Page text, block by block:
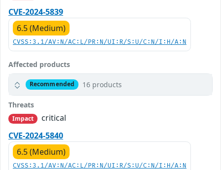
CVE-2024-5839
6.5 (Medium)
CVSS:3.1/AV:N/AC:L/PR:N/UI:R/S:U/C:N/I:H/A:N
Affected products
Recommended 16 products
Threats
Impact
critical
CVE-2024-5840
6.5 (Medium)
CVSS:3.1/AV:N/AC:L/PR:N/UI:R/S:U/C:N/I:H/A:N